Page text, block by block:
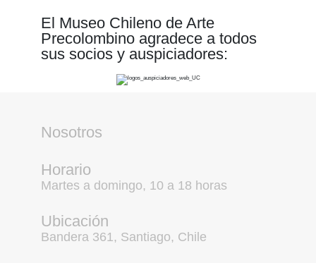
El Museo Chileno de Arte
Precolombino agradece a todos
sus socios y auspiciadores:
Nosotros
Horario
Martes a domingo, 10 a 18 horas
Ubicación
Bandera 361, Santiago, Chile